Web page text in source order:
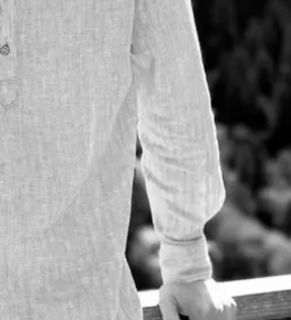
З'явилося відео знищеного